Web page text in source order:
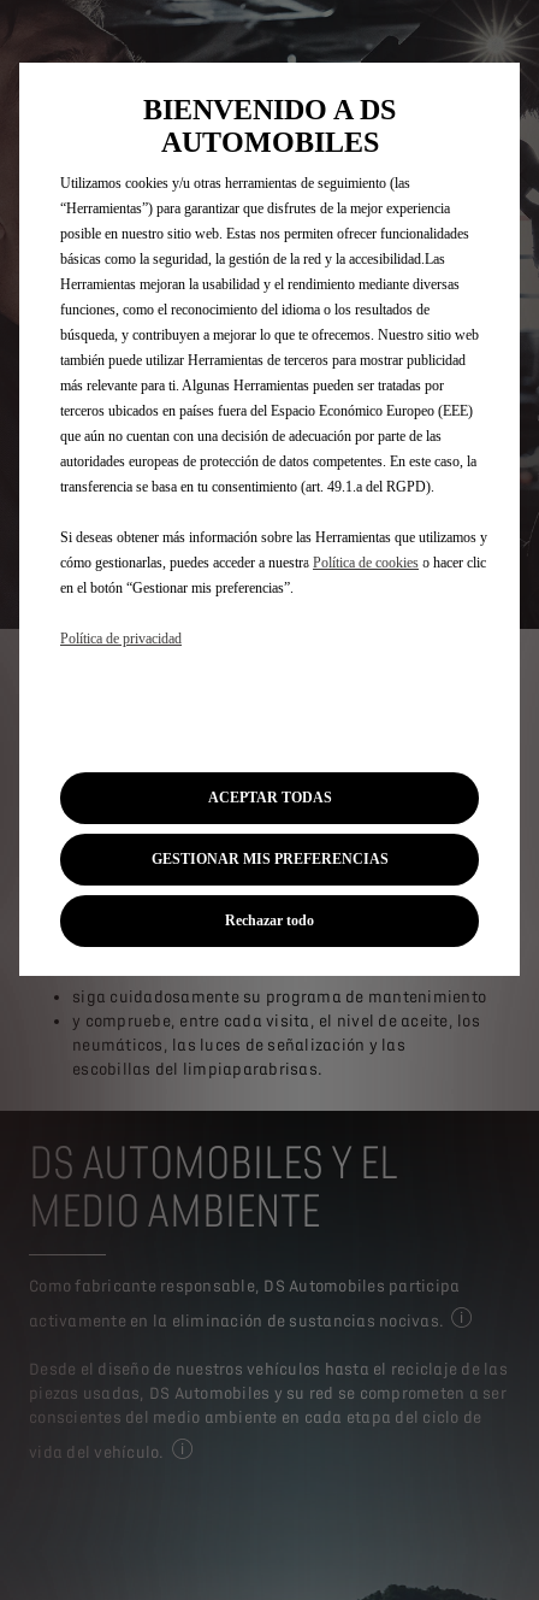
El cumplimiento del programa de mantenimiento de DS
Servicio.
Para que su DS siga funcionando eficazmente, le
recomendamos que:
siga cuidadosamente su programa de mantenimiento
y compruebe, entre cada visita, el nivel de aceite, los
neumáticos, las luces de señalización y las
escobillas del limpiaparabrisas.
DS AUTOMOBILES Y EL
MEDIO AMBIENTE
Como fabricante responsable, DS Automobiles participa
activamente en la eliminación de sustancias nocivas.
Desde el diseño de nuestros vehículos hasta el reciclaje de las
piezas usadas, DS Automobiles y su red se comprometen a ser
conscientes del medio ambiente en cada etapa del ciclo de
vida del vehículo.
BIENVENIDO A DS
AUTOMOBILES
Utilizamos cookies y/u otras herramientas de seguimiento (las
“Herramientas”) para garantizar que disfrutes de la mejor experiencia
posible en nuestro sitio web. Estas nos permiten ofrecer funcionalidades
básicas como la seguridad, la gestión de la red y la accesibilidad.Las
Herramientas mejoran la usabilidad y el rendimiento mediante diversas
funciones, como el reconocimiento del idioma o los resultados de
búsqueda, y contribuyen a mejorar lo que te ofrecemos. Nuestro sitio web
también puede utilizar Herramientas de terceros para mostrar publicidad
más relevante para ti. Algunas Herramientas pueden ser tratadas por
terceros ubicados en países fuera del Espacio Económico Europeo (EEE)
que aún no cuentan con una decisión de adecuación por parte de las
autoridades europeas de protección de datos competentes. En este caso, la
transferencia se basa en tu consentimiento (art. 49.1.a del RGPD).
Si deseas obtener más información sobre las Herramientas que utilizamos y
cómo gestionarlas, puedes acceder a nuestra Política de cookies o hacer clic
en el botón “Gestionar mis preferencias”.
Política de privacidad
GESTIONAR MIS PREFERENCIAS
ACEPTAR TODAS
Rechazar todo